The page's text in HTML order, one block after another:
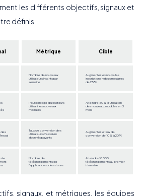
les différents objectifs, signaux et
définis :
Métrique Cible
Nombre de nouveaux
utilisateurs inscrits par
semaine
Augmenter les nouvelles
inscriptions hebdomadaires
de 25%
Pourcentage d'utilisateurs
utilisant les nouveaux
modules
Atteindre 50% d'utilisation
des nouveaux modules en 3
mois
des
Taux de conversion des
utilisateurs d'essai en
abonnés payants
Augmenter le taux de
conversion de 10% à 20%
de
Nombre de
téléchargements de
l'application sur les stores
Atteindre 10 000
téléchargements au premier
trimestre
signaux, et métriques, les équipes